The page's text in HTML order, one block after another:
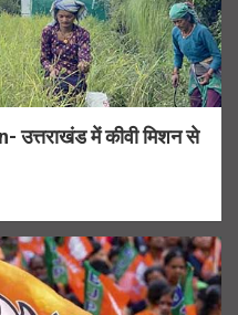
में कीवी मिशन से